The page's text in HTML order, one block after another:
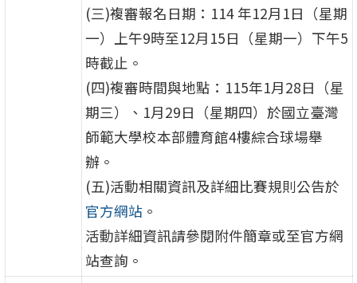
(三)複審報名日期：114 年12月1日（星期
一）上午9時至12月15日（星期一）下午5
時截止。
(四)複審時間與地點：115年1月28日（星
期三）、1月29日（星期四）於國立臺灣
師範大學校本部體育館4樓綜合球場舉
辦。
(五)活動相關資訊及詳細比賽規則公告於
官方網站。
活動詳細資訊請參閱附件簡章或至官方網
站查詢。